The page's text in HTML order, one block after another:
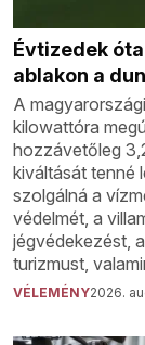
Évtizedek
ablakon a
A
kilowattóra
hozzávetőleg
kiváltását tenné
szolgálná a
védelmét, a
jégvédekezést,
turizmust,
VÉLEMÉNY2026.